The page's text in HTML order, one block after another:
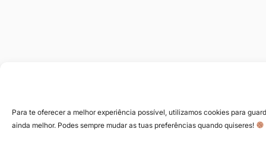
Para te oferecer a melhor experiência possível, utilizamos cookies para
ainda melhor. Podes sempre mudar as tuas preferências quando quiseres!